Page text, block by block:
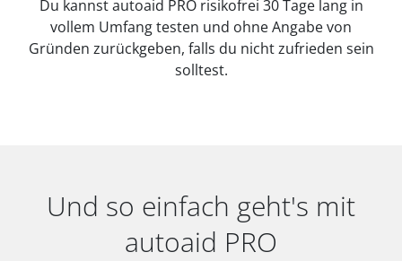
Du kannst autoaid PRO risikofrei 30 Tage lang in
vollem Umfang testen und ohne Angabe von
Gründen zurückgeben, falls du nicht zufrieden sein
solltest.
Und so einfach geht's mit
autoaid PRO